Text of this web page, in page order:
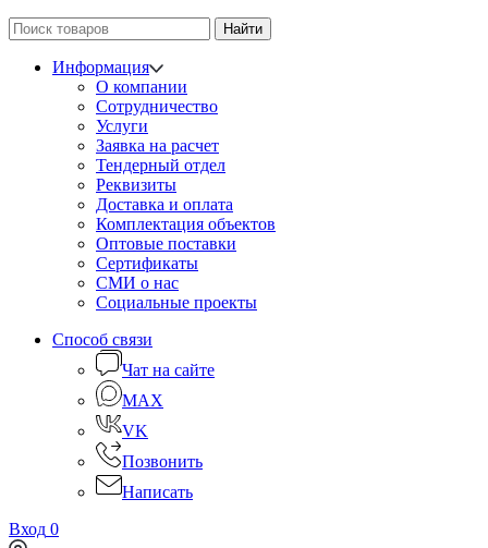
Найти
Информация
О компании
Сотрудничество
Услуги
Заявка на расчет
Тендерный отдел
Реквизиты
Доставка и оплата
Комплектация объектов
Оптовые поставки
Сертификаты
СМИ о нас
Социальные проекты
Способ связи
Чат на сайте
MAX
VK
Позвонить
Написать
Вход 0